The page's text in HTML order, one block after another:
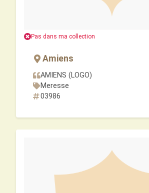
Pas dans ma collection
Amiens
AMIENS (LOGO)
Meresse
03986